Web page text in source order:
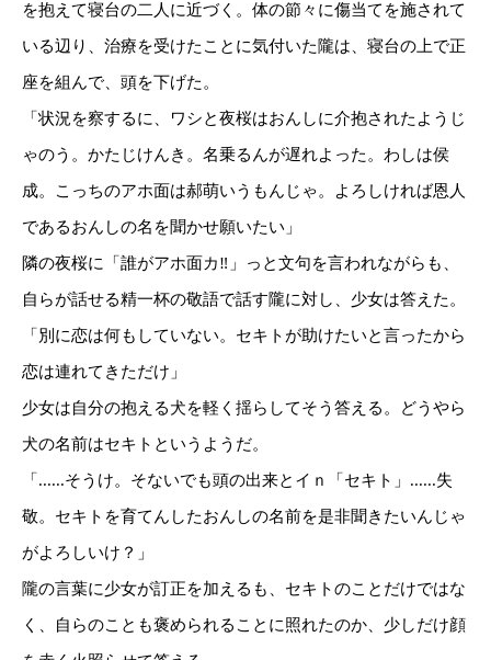
を抱えて寝台の二人に近づく。体の節々に傷当てを施されて
いる辺り、治療を受けたことに気付いた隴は、寝台の上で正
座を組んで、頭を下げた。
「状況を察するに、ワシと夜桜はおんしに介抱されたようじ
ゃのう。かたじけんき。名乗るんが遅れよった。わしは侯
成。こっちのアホ面は郝萌いうもんじゃ。よろしければ恩人
であるおんしの名を聞かせ願いたい」
隣の夜桜に「誰がアホ面カ‼」っと文句を言われながらも、
自らが話せる精一杯の敬語で話す隴に対し、少女は答えた。
「別に恋は何もしていない。セキトが助けたいと言ったから
恋は連れてきただけ」
少女は自分の抱える犬を軽く揺らしてそう答える。どうやら
犬の名前はセキトというようだ。
「......そうけ。そないでも頭の出来とイｎ「セキト」......失
敬。セキトを育てんしたおんしの名前を是非聞きたいんじゃ
がよろしいけ？」
隴の言葉に少女が訂正を加えるも、セキトのことだけではな
く、自らのことも褒められることに照れたのか、少しだけ顔